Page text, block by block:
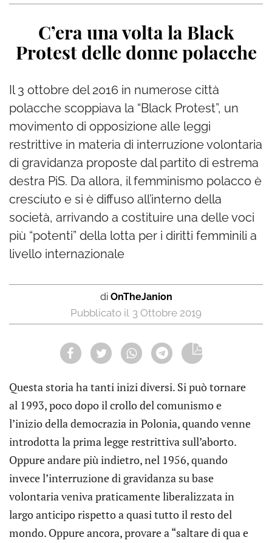
C’era una volta la Black
Protest delle donne polacche
Il 3 ottobre del 2016 in numerose città
polacche scoppiava la “Black Protest”, un
movimento di opposizione alle leggi
restrittive in materia di interruzione volontaria
di gravidanza proposte dal partito di estrema
destra PiS. Da allora, il femminismo polacco è
cresciuto e si è diffuso all’interno della
società, arrivando a costituire una delle voci
più “potenti” della lotta per i diritti femminili a
livello internazionale
di OnTheJanion
3 Ottobre 2019
Questa storia ha tanti inizi diversi. Si può tornare
al 1993, poco dopo il crollo del comunismo e
l’inizio della democrazia in Polonia, quando venne
introdotta la prima legge restrittiva sull’aborto.
Oppure andare più indietro, nel 1956, quando
invece l’interruzione di gravidanza su base
volontaria veniva praticamente liberalizzata in
largo anticipo rispetto a quasi tutto il resto del
mondo. Oppure ancora, provare a “saltare di qua e